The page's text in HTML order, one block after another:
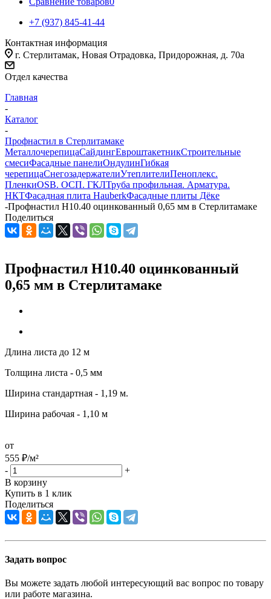
+7 (937) 845-41-44
Контактная информация
г. Стерлитамак, Новая Отрадовка, Придорожная, д. 70а
Отдел качества
Главная
-
Каталог
-
Профнастил в Стерлитамаке
МеталлочерепицаСайдингЕвроштакетникСтроительные
смесиФасадные панелиОндулинГибкая
черепицаСнегозадержателиУтеплителиПеноплекс.
ПленкиOSB. ОСП. ГКЛТруба профильная. Арматура.
НКТФасадная плита HauberkФасадные плиты Дёке
-Профнастил Н10.40 оцинкованный 0,65 мм в Стерлитамаке
Поделиться
Профнастил Н10.40 оцинкованный
0,65 мм в Стерлитамаке
Длина листа до 12 м
Толщина листа - 0,5 мм
Ширина стандартная - 1,19 м.
Ширина рабочая - 1,10 м
от
555 ₽/м²
-
+
В корзину
Купить в 1 клик
Поделиться
Задать вопрос
Вы можете задать любой интересующий вас вопрос по товару
или работе магазина.